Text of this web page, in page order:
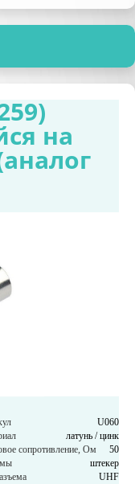
на
U060
латунь / цинк
сопротивление, Ом
50
штекер
UHF